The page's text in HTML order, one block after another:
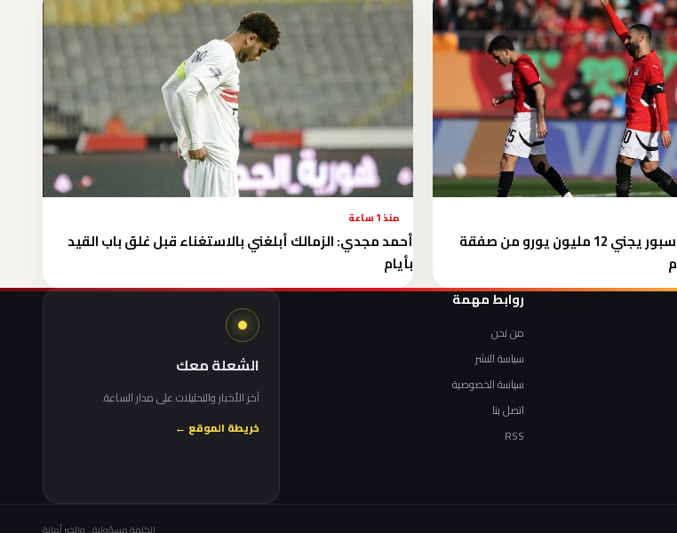
تقارير تركية: طرابزون سبور يجني 12 مليون يورو من صفقة
منذ 1 ساعة
أحمد مجدي: الزمالك أبلغني بالاستغناء قبل غلق باب القيد
بأيام
روابط مهمة
من نحن
سياسة النشر
سياسة الخصوصية
اتصل بنا
RSS
الشعلة معك
آخر الأخبار والتحليلات على مدار الساعة.
خريطة الموقع ←
الكلمة مسؤولية.. والخبر أمانة